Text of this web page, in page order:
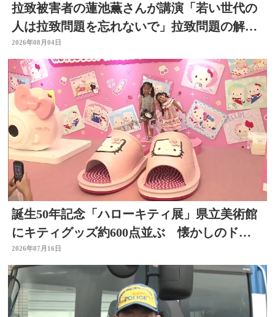
拉致被害者の蓮池薫さんが講演「若い世代の
人は拉致問題を忘れないで」拉致問題の解決
訴える
2026年08月04日
誕生50年記念「ハローキティ展」県立美術館
にキティグッズ約600点並ぶ 懐かしのドラ
イヤーなど 大分
2026年07月16日